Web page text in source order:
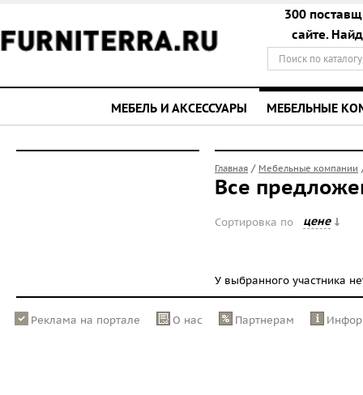
300
сайте.
МЕБЕЛЬ И АКСЕССУАРЫ МЕБЕЛЬНЫЕ
Главная / Мебельные компании
Все
Сортировка по цене
У выбранного участника
Реклама на портале О нас Партнерам